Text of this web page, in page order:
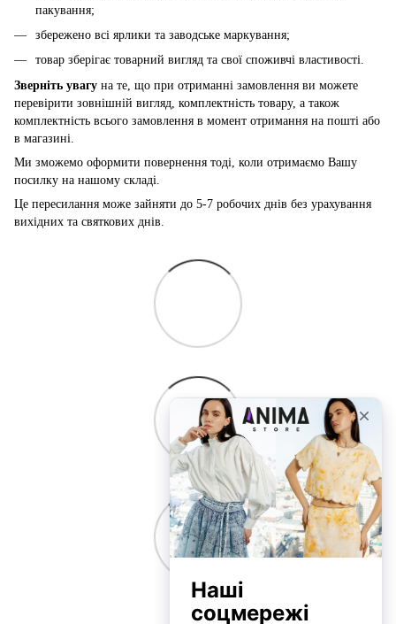
пакування;
збережено всі ярлики та заводське маркування;
товар зберігає товарний вигляд та свої споживчі властивості.
Зверніть увагу на те, що при отриманні замовлення ви можете
перевірити зовнішній вигляд, комплектність товару, а також
комплектність всього замовлення в момент отримання на пошті або
в магазині.
Ми зможемо оформити повернення тоді, коли отримаємо Вашу
посилку на нашому складі.
Це пересилання може зайняти до 5-7 робочих днів без урахування
вихідних та святкових днів.